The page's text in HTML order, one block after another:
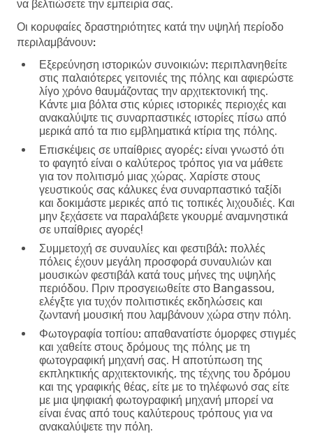
να βελτιώσετε την εμπειρία σας.
Οι κορυφαίες δραστηριότητες κατά την υψηλή περίοδο
περιλαμβάνουν:
Εξερεύνηση ιστορικών συνοικιών: περιπλανηθείτε
στις παλαιότερες γειτονιές της πόλης και αφιερώστε
λίγο χρόνο θαυμάζοντας την αρχιτεκτονική της.
Κάντε μια βόλτα στις κύριες ιστορικές περιοχές και
ανακαλύψτε τις συναρπαστικές ιστορίες πίσω από
μερικά από τα πιο εμβληματικά κτίρια της πόλης.
Επισκέψεις σε υπαίθριες αγορές: είναι γνωστό ότι
το φαγητό είναι ο καλύτερος τρόπος για να μάθετε
για τον πολιτισμό μιας χώρας. Χαρίστε στους
γευστικούς σας κάλυκες ένα συναρπαστικό ταξίδι
και δοκιμάστε μερικές από τις τοπικές λιχουδιές. Και
μην ξεχάσετε να παραλάβετε γκουρμέ αναμνηστικά
σε υπαίθριες αγορές!
Συμμετοχή σε συναυλίες και φεστιβάλ: πολλές
πόλεις έχουν μεγάλη προσφορά συναυλιών και
μουσικών φεστιβάλ κατά τους μήνες της υψηλής
περιόδου. Πριν προσγειωθείτε στο Bangassou,
ελέγξτε για τυχόν πολιτιστικές εκδηλώσεις και
ζωντανή μουσική που λαμβάνουν χώρα στην πόλη.
Φωτογραφία τοπίου: απαθανατίστε όμορφες στιγμές
και χαθείτε στους δρόμους της πόλης με τη
φωτογραφική μηχανή σας. Η αποτύπωση της
εκπληκτικής αρχιτεκτονικής, της τέχνης του δρόμου
και της γραφικής θέας, είτε με το τηλέφωνό σας είτε
με μια ψηφιακή φωτογραφική μηχανή μπορεί να
είναι ένας από τους καλύτερους τρόπους για να
ανακαλύψετε την πόλη.